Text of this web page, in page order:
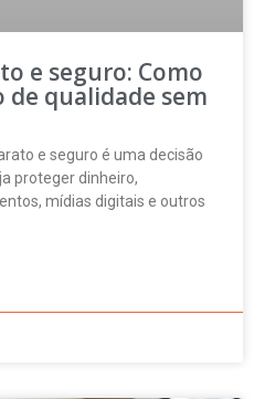
e seguro: Como
qualidade sem
e seguro é uma decisão
proteger dinheiro,
mídias digitais e outros